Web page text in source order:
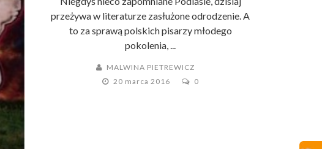
przeżywa w literaturze zasłużone odrodzenie. A
to za sprawą polskich pisarzy młodego
pokolenia, ...
MALWINA PIETREWICZ
20 marca 2016
0